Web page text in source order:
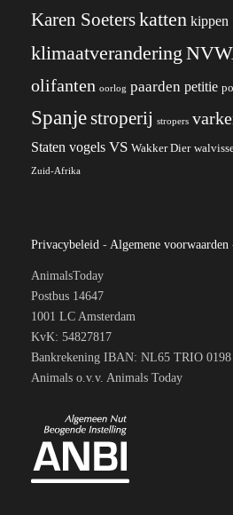
Karen Soeterskatten kippen
klimaatverandering
olifanten oorlog paarden petitie
Spanjestroperij stropers
Staten vogels VS Wakker Dier
Zuid-Afrika
Privacybeleid - Algemene voorwaarden
AnimalsToday
Postbus 14647
1001 LC Amsterdam
KvK: 54827817
Bankrekening IBAN: NL65 TRIO
Animals o.v.v. Animals Today